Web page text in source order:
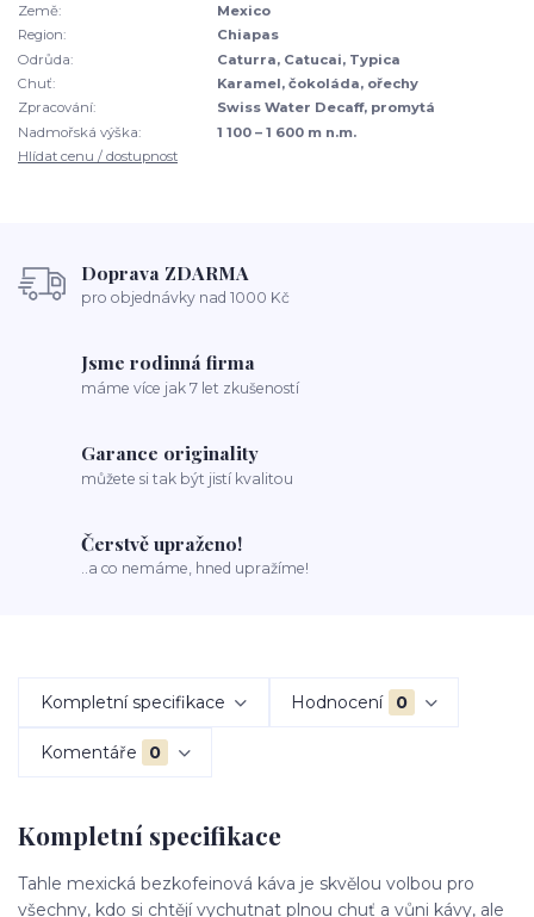
Země:
Mexico
Region:
Chiapas
Odrůda:
Caturra, Catucai, Typica
Chuť:
Karamel, čokoláda, ořechy
Zpracování:
Swiss Water Decaff, promytá
Nadmořská výška:
1 100 – 1 600 m n.m.
Hlídat cenu / dostupnost
Doprava ZDARMA
pro objednávky nad 1000 Kč
Jsme rodinná firma
máme více jak 7 let zkušeností
Garance originality
můžete si tak být jistí kvalitou
Čerstvě upraženo!
..a co nemáme, hned upražíme!
Kompletní specifikace Hodnocení 0
Komentáře 0
Kompletní specifikace
Tahle mexická bezkofeinová káva je skvělou volbou pro
všechny, kdo si chtějí vychutnat plnou chuť a vůni kávy, ale